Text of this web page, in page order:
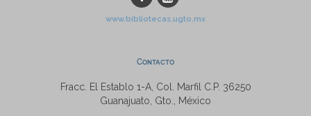
www.bibliotecas.ugto.mx
Contacto
Fracc. El Establo 1-A, Col. Marfil C.P. 36250
Guanajuato, Gto., México